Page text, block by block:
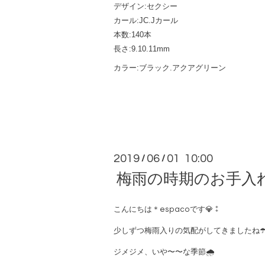
デザイン:セクシー
カール:JC.Jカール
本数:140本
長さ:9.10.11mm
カラー:ブラック.アクアグリーン
2019 / 06 / 01 10:00
梅雨の時期のお手入
こんにちは＊espacoです💎⁑
少しずつ梅雨入りの気配がしてきましたね
ジメジメ、いや〜〜な季節🌧